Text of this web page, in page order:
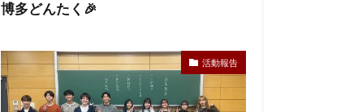
博多どんたく🎉
活動報告